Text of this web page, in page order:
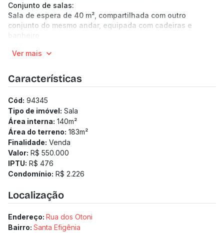
Conjunto de salas:
Sala de espera de 40 m², compartilhada com outro
conjunto do mesmo andar, equipada com cadeiras e
banheiro
Piso em porcelanato e cerâmica
Lavabo
Copa com armários
Ver mais
Características
Cód: 94345
Tipo de imóvel: Sala
Área interna: 140m²
Área do terreno: 183m²
Finalidade: Venda
Valor: R$ 550.000
IPTU: R$ 476
Condomínio: R$ 2.226
Localização
Endereço: Rua dos Otoni
Bairro: Santa Efigênia